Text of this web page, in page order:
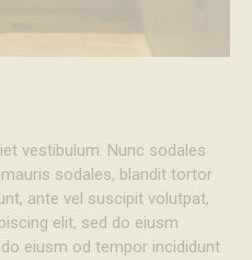
vestibulum. Nunc sodales
sodales, blandit tortor
ante vel suscipit volutpat,
elit, sed do eiusm
eiusm od tempor incididunt